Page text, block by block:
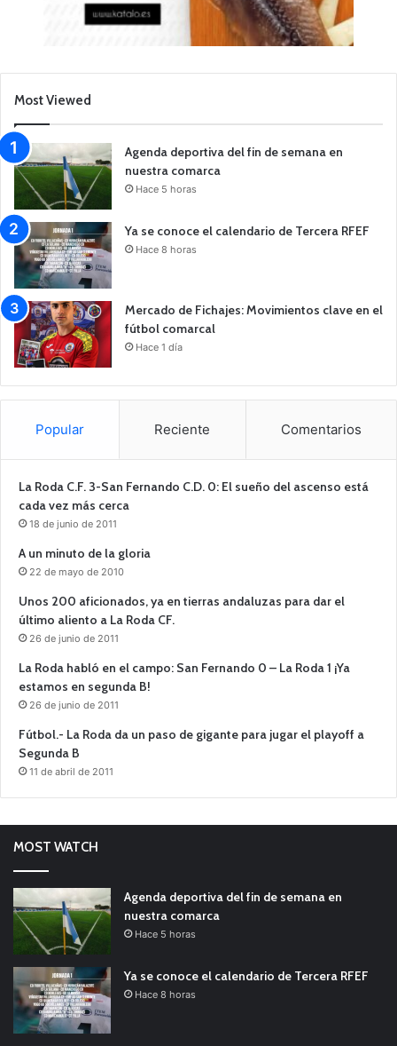
Most Viewed
Agenda deportiva del fin de semana en
nuestra comarca
Hace 5 horas
Ya se conoce el calendario de Tercera RFEF
Hace 8 horas
Mercado de Fichajes: Movimientos clave en el
fútbol comarcal
Hace 1 día
Popular Reciente Comentarios
La Roda C.F. 3-San Fernando C.D. 0: El sueño del ascenso está
cada vez más cerca
18 de junio de 2011
A un minuto de la gloria
22 de mayo de 2010
Unos 200 aficionados, ya en tierras andaluzas para dar el
último aliento a La Roda CF.
26 de junio de 2011
La Roda habló en el campo: San Fernando 0 – La Roda 1 ¡Ya
estamos en segunda B!
26 de junio de 2011
Fútbol.- La Roda da un paso de gigante para jugar el playoff a
Segunda B
11 de abril de 2011
MOST WATCH
Agenda deportiva del fin de semana en
nuestra comarca
Hace 5 horas
Ya se conoce el calendario de Tercera RFEF
Hace 8 horas